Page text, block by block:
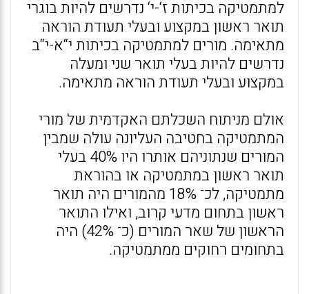
למתמטיקה בכיתות ז‘-י‘ נדרשים להיות בוגרי
תואר ראשון במקצוע ובעלי תעודת הוראה
מתאימה. מורים למתמטיקה בכיתות י“א-י“ב
נדרשים להיות בעלי תואר שני ומעלה
במקצוע ובעלי תעודת הוראה מתאימה.
אולם מניתוח השכלתם האקדמית של מורי
המתמטיקה בחטיבה העליונה עולה שמבין
המורים שנתוניהם אותרו היו 40% בעלי
תואר ראשון במתמטיקה או בהוראת
מתמטיקה, לכ־ 18% מהמורים היה תואר
ראשון בתחום מדעי קרוב, ואילו התואר
הראשון של שאר המורים (כ־ 42%) היה
בתחומים רחוקים ממתמטיקה.